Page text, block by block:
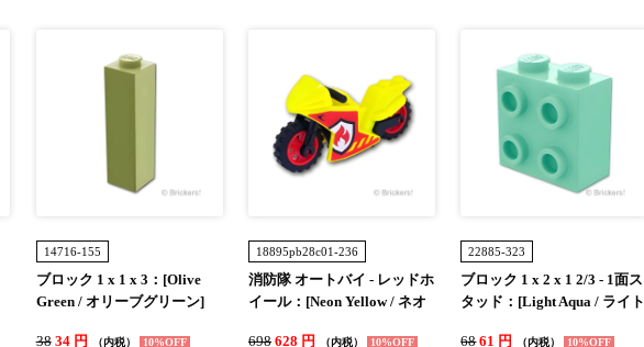
14716-155
ブロック 1 x 1 x 3：[Olive
Green / オリーブグリーン]
3834 円 （内税） 10%OFF
18895pb28c01-236
消防隊 オートバイ - レッドホ
イール：[Neon Yellow / ネオ
698 628 円 （内税） 10%OFF
22885-323
ブロック 1 x 2 x 1 2/3 - 1面ス
タッド：[Light Aqua / ライト
6861 円 （内税） 10%OFF